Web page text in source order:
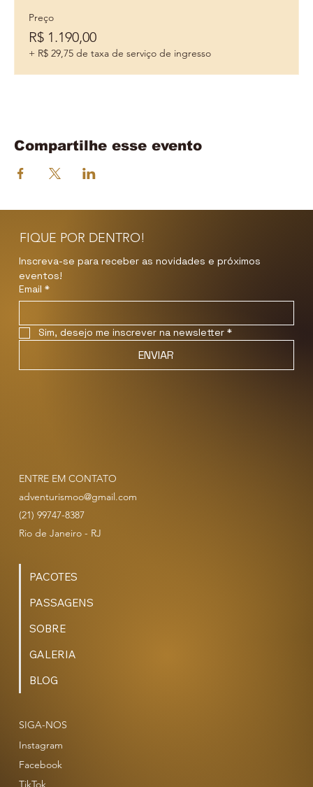
Preço
R$ 1.190,00
+ R$ 29,75 de taxa de serviço de ingresso
Compartilhe esse evento
FIQUE POR DENTRO!
Inscreva-se para receber as novidades e próximos
eventos!
Email *
Sim, desejo me inscrever na newsletter *
ENVIAR
ENTRE EM CONTATO
adventurismoo@gmail.com
(21) 99747-8387
Rio de Janeiro - RJ
SIGA-NOS
Instagram
Facebook
TikTok
PACOTES
PASSAGENS
SOBRE
GALERIA
BLOG